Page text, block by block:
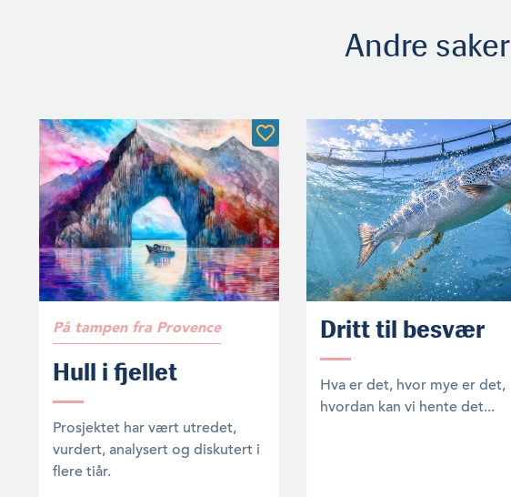
Andre saker
På tampen fra Provence
Hull i fjellet
Prosjektet har vært utredet,
vurdert, analysert og diskutert i
flere tiår.
Dritt til besvær
Hva er det, hvor mye er det,
hvordan kan vi hente det...